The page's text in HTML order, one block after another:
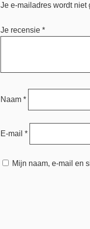
Je e-mailadres wordt niet
Je recensie*
Naam*
E-mail*
Mijn naam, e-mail en